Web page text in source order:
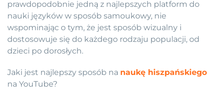
prawdopodobnie jedną z najlepszych platform do
nauki języków w sposób samoukowy, nie
wspominając o tym, że jest sposób wizualny i
dostosowuje się do każdego rodzaju populacji, od
dzieci po dorosłych.
Jaki jest najlepszy sposób na naukę hiszpańskiego
na YouTube?